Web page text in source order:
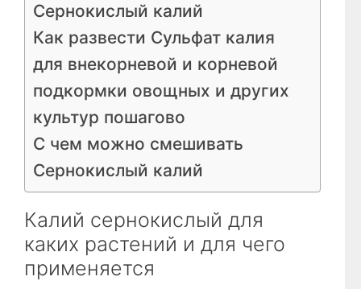
Сернокислый калий
Как развести Сульфат калия
для внекорневой и корневой
подкормки овощных и других
культур пошагово
С чем можно смешивать
Сернокислый калий
Калий сернокислый для
каких растений и для чего
применяется